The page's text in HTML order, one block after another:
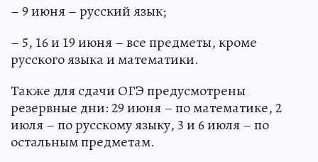
– 9 июня – русский язык;
– 5, 16 и 19 июня – все предметы, кроме
русского языка и математики.
Также для сдачи ОГЭ предусмотрены
резервные дни: 29 июня – по математике, 2
июля – по русскому языку, 3 и 6 июля – по
остальным предметам.